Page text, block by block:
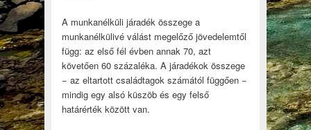
A munkanélküli járadék összege a
munkanélkülivé válást megelőző jövedelemtől
függ: az első fél évben annak 70, azt
követően 60 százaléka. A járadékok összege
− az eltartott családtagok számától függően −
mindig egy alsó küszöb és egy felső
határérték között van.